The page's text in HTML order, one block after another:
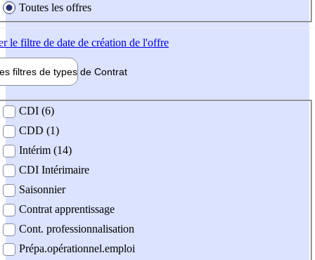
Toutes les offres
le filtre de date de création de l'offre
filtres de types de Contrat
contrat
CDI (6)
CDD (1)
Intérim (14)
CDI Intérimaire
Saisonnier
Contrat apprentissage
Cont. professionnalisation
Prépa.opérationnel.emploi